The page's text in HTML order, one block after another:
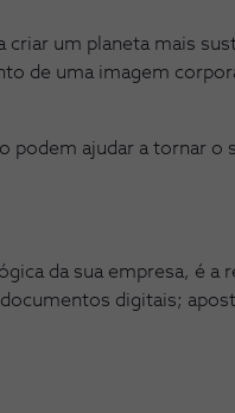
criar um planeta mais
de uma imagem
podem ajudar a tornar o
da sua empresa, é a
digitais;